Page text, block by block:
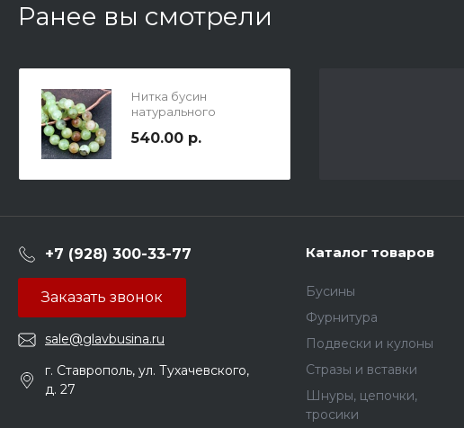
Ранее вы смотрели
Нитка бусин
натурального
отв-е 1мм, длина 18 см /
540.00 р.
+7 (928) 300-33-77
Заказать звонок
sale@glavbusina.ru
г. Ставрополь, ул. Тухачевского,
д. 27
Каталог товаров
Бусины
Фурнитура
Подвески и кулоны
Стразы и вставки
Шнуры, цепочки,
тросики